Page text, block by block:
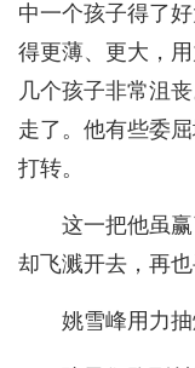
中一个孩子得了
得更薄、更大，
几个孩子非常沮
走了。他有些委
打转。
这一把他虽
却飞溅开去，再也
姚雪峰用力